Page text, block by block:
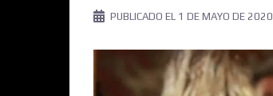
PUBLICADO EL 1 DE MAYO DE 2020